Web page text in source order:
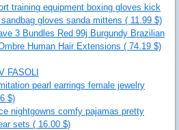
training equipment boxing gloves kick
gloves sanda mittens ( 11.99 $)
3 Bundles Red 99j Burgundy Brazilian
Human Hair Extensions ( 74.19 $)
FASOLI
pearl earrings female jewelry
$)
nightgowns comfy pajamas pretty
sets ( 16.00 $)